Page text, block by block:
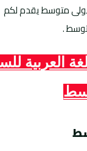
متوسط يقدم لكم
.
العربية